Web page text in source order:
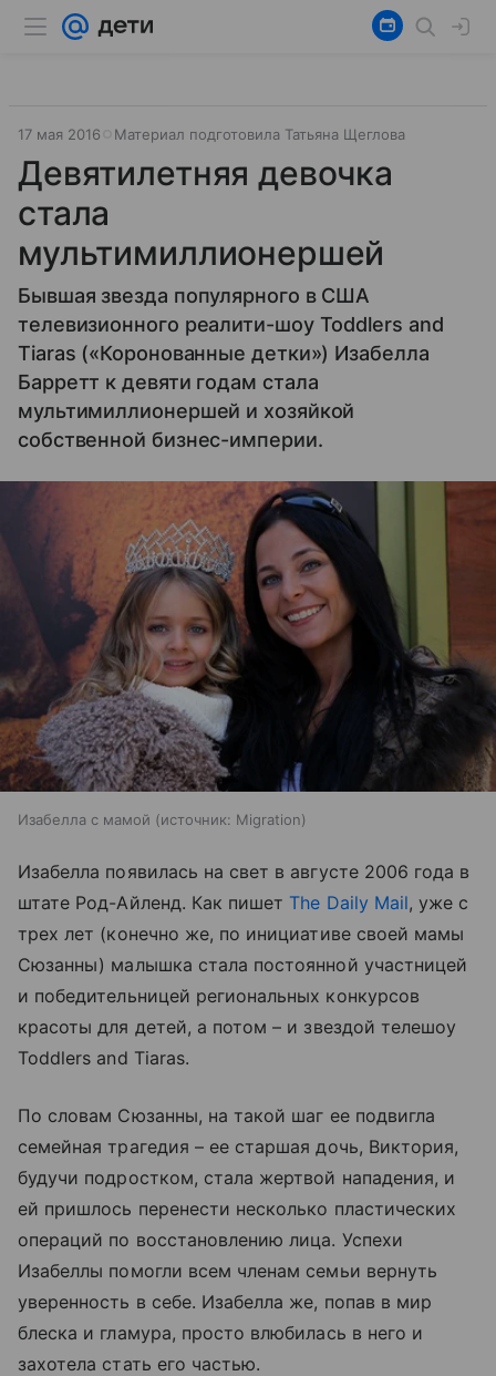
17 мая 2016 Материал подготовила Татьяна Щеглова
Девятилетняя девочка
стала
мультимиллионершей
Бывшая звезда популярного в США
телевизионного реалити-шоу Toddlers and
Tiaras («Коронованные детки») Изабелла
Барретт к девяти годам стала
мультимиллионершей и хозяйкой
собственной бизнес-империи.
Изабелла с мамой источник: Migration
Изабелла появилась на свет в августе 2006 года в
штате Род-Айленд. Как пишет The Daily Mail, уже с
трех лет (конечно же, по инициативе своей мамы
Сюзанны) малышка стала постоянной участницей
и победительницей региональных конкурсов
красоты для детей, а потом – и звездой телешоу
Toddlers and Tiaras.
По словам Сюзанны, на такой шаг ее подвигла
семейная трагедия – ее старшая дочь, Виктория,
будучи подростком, стала жертвой нападения, и
ей пришлось перенести несколько пластических
операций по восстановлению лица. Успехи
Изабеллы помогли всем членам семьи вернуть
уверенность в себе. Изабелла же, попав в мир
блеска и гламура, просто влюбилась в него и
захотела стать его частью.